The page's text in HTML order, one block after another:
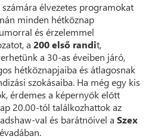
élvezetes programokat
minden hétköznap
és érzelemmel
a 200 első randit,
a 30-as éveiben járó,
hétköznapjaiba és átlagosnak
szokásaiba. Ha még egy kis
érdemes a képernyők előtt
20.00-tól találkozhattok az
val és barátnőivel a Szex